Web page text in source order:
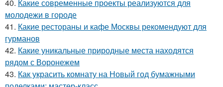
40. Какие современные проекты реализуются для
молодежи в городе
41. Какие рестораны и кафе Москвы рекомендуют для
гурманов
42. Какие уникальные природные места находятся
рядом с Воронежем
43. Как украсить комнату на Новый год бумажными